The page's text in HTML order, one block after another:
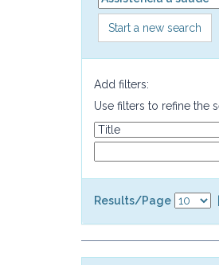
Start a new search
Add filters:
Use filters to refine the
Results/Page